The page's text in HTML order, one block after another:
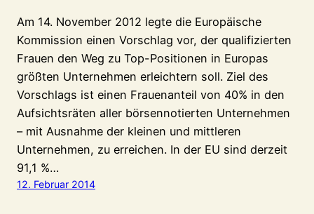
Am 14. November 2012 legte die Europäische
Kommission einen Vorschlag vor, der qualifizierten
Frauen den Weg zu Top-Positionen in Europas
größten Unternehmen erleichtern soll. Ziel des
Vorschlags ist einen Frauenanteil von 40% in den
Aufsichtsräten aller börsennotierten Unternehmen
– mit Ausnahme der kleinen und mittleren
Unternehmen, zu erreichen. In der EU sind derzeit
91,1 %…
12. Februar 2014